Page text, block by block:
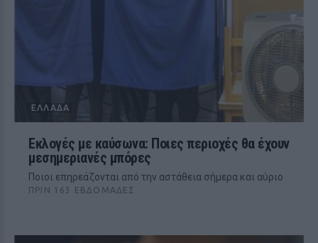
ΕΛΛΆΔΑ
Εκλογές με καύσωνα: Ποιες περιοχές θα έχουν
μεσημεριανές μπόρες
Ποιοι επηρεάζονται από την αστάθεια σήμερα και αύριο
ΠΡΙΝ 163 ΕΒΔΟΜΆΔΕΣ